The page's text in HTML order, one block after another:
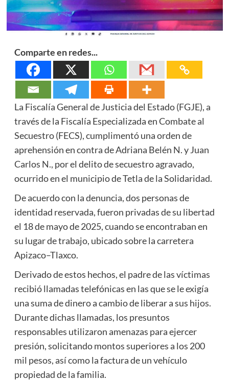
Comparte en redes...
La Fiscalía General de Justicia del Estado (FGJE), a
través de la Fiscalía Especializada en Combate al
Secuestro (FECS), cumplimentó una orden de
aprehensión en contra de Adriana Belén N. y Juan
Carlos N., por el delito de secuestro agravado,
ocurrido en el municipio de Tetla de la Solidaridad.
De acuerdo con la denuncia, dos personas de
identidad reservada, fueron privadas de su libertad
el 18 de mayo de 2025, cuando se encontraban en
su lugar de trabajo, ubicado sobre la carretera
Apizaco–Tlaxco.
Derivado de estos hechos, el padre de las víctimas
recibió llamadas telefónicas en las que se le exigía
una suma de dinero a cambio de liberar a sus hijos.
Durante dichas llamadas, los presuntos
responsables utilizaron amenazas para ejercer
presión, solicitando montos superiores a los 200
mil pesos, así como la factura de un vehículo
propiedad de la familia.